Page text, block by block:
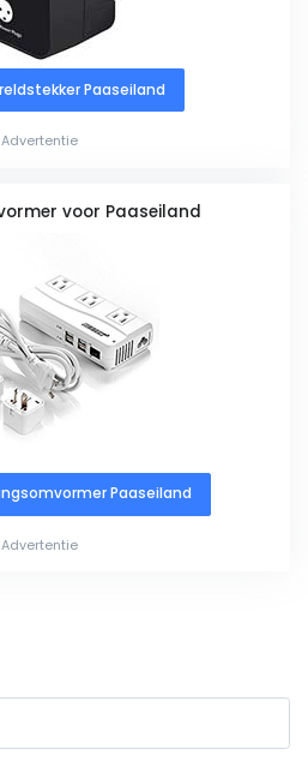
Paaseiland
Advertentie
voor Paaseiland
Paaseiland
Advertentie